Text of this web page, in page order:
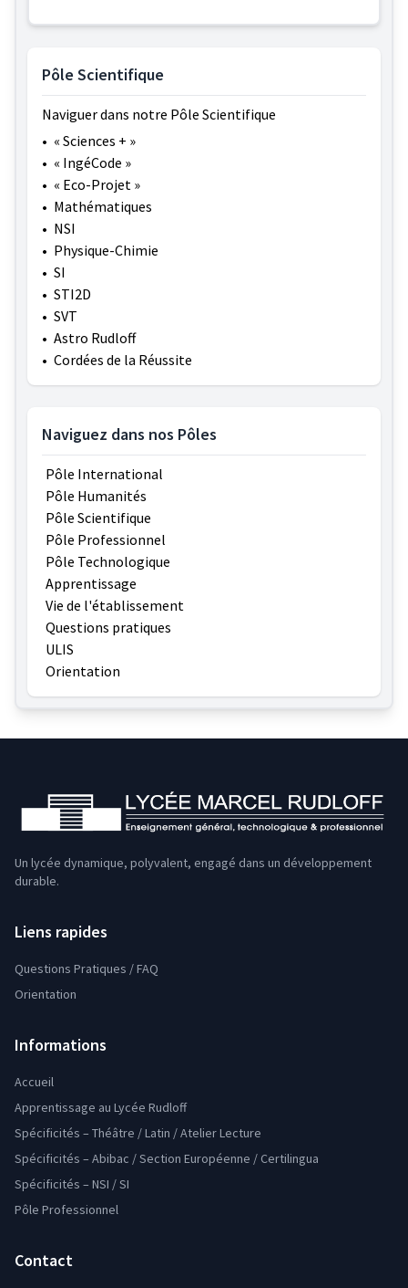
Pôle Scientifique
Naviguer dans notre Pôle Scientifique
• « Sciences + »
• « IngéCode »
• « Eco-Projet »
• Mathématiques
• NSI
• Physique-Chimie
• SI
• STI2D
• SVT
• Astro Rudloff
• Cordées de la Réussite
Naviguez dans nos Pôles
Pôle International
Pôle Humanités
Pôle Scientifique
Pôle Professionnel
Pôle Technologique
Apprentissage
Vie de l'établissement
Questions pratiques
ULIS
Orientation
Un lycée dynamique, polyvalent, engagé dans un développement
durable.
Liens rapides
Questions Pratiques / FAQ
Orientation
Informations
Accueil
Apprentissage au Lycée Rudloff
Spécificités – Théâtre / Latin / Atelier Lecture
Spécificités – Abibac / Section Européenne / Certilingua
Spécificités – NSI / SI
Pôle Professionnel
Contact